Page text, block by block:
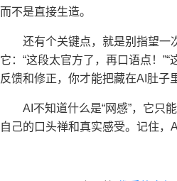
而不是直接生造。
还有个关键点，就是别指望一
它：“这段太官方了，再口语点！
反馈和修正，你才能把藏在AI肚子
AI不知道什么是“网感”，它只
自己的口头禅和真实感受。记住